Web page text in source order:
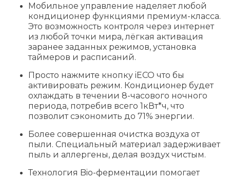
Мобильное управление наделяет любой
кондиционер функциями премиум-класса.
Это возможность контроля через интернет
из любой точки мира, лёгкая активация
заранее заданных режимов, установка
таймеров и расписаний.
Просто нажмите кнопку iECO что бы
активировать режим. Кондиционер будет
охлаждать в течении 8-часового ночного
периода, потребив всего 1кВт*ч, что
позволит сэкономить до 71% энергии.
Более совершенная очистка воздуха от
пыли. Специальный материал задерживает
пыль и аллергены, делая воздух чистым.
Технология Bio-ферментации помогает